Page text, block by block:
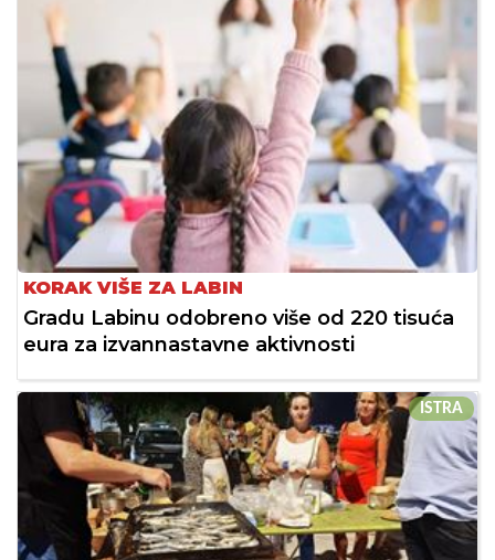
KORAK VIŠE ZA LABIN
Gradu Labinu odobreno više od 220 tisuća
eura za izvannastavne aktivnosti
ISTRA